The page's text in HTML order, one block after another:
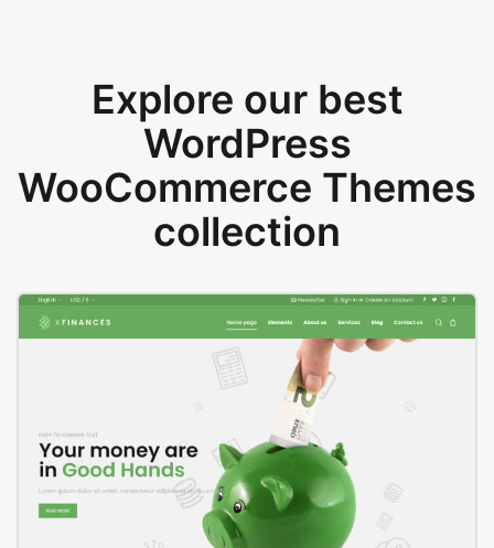
Explore our best
WordPress
WooCommerce Themes
collection